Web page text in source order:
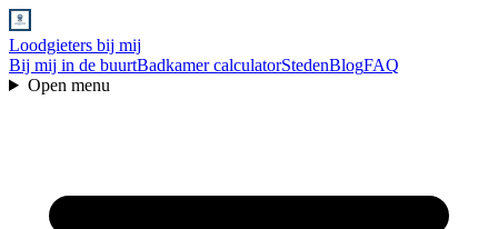
Loodgieters bij mij
Bij mij in de buurtBadkamer calculatorStedenBlogFAQ
Open menu